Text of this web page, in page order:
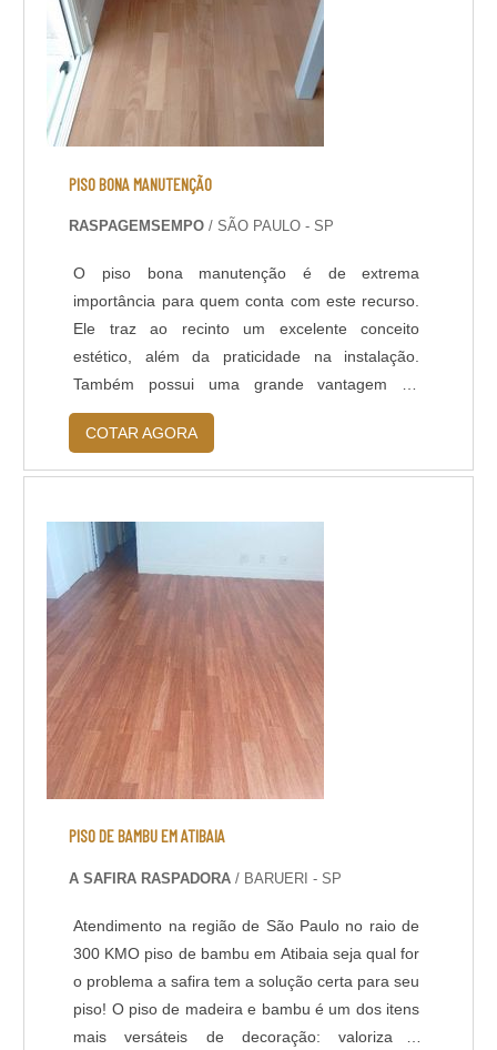
PISO BONA MANUTENÇÃO
RASPAGEMSEMPO/ SÃO PAULO - SP
O piso bona manutenção é de extrema
importância para quem conta com este recurso.
Ele traz ao recinto um excelente conceito
estético, além da praticidade na instalação.
Também possui uma grande vantagem de
passar por tratamentos que melhoram seus
aspectos físicos, renovando completamente sua
aparência. Ao aderir ao serviço, a manutenção
tempos.Vantagens deste piso Protege, Destaca
as características natur...
COTAR AGORA
PISO DE BAMBU EM ATIBAIA
A SAFIRA RASPADORA/ BARUERI - SP
Atendimento na região de São Paulo no raio de
300 KMO piso de bambu em Atibaia seja qual for
o problema a safira tem a solução certa para seu
piso! O piso de madeira e bambu é um dos itens
mais versáteis de decoração: valoriza o